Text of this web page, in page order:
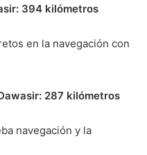
394 kilómetros
en la navegación con
287 kilómetros
navegación y la